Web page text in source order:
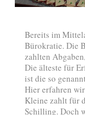
Bereits im
Bürokratie. Die
zahlten
Die älteste für
ist die so
Hier erfahren
Kleine zahlt für
Schilling. Doch